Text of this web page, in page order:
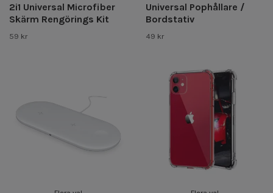
2i1 Universal Microfiber
Skärm Rengörings Kit
59 kr
Universal Pophållare /
Bordstativ
49 kr